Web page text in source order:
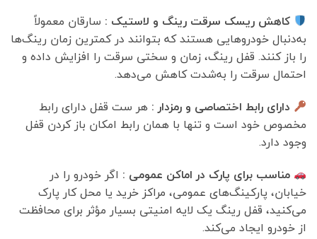
کاهش ریسک سرقت رینگ و لاستیک : سارقان معمولاً
به‌دنبال خودروهایی هستند که بتوانند در کمترین زمان رینگ‌ها
را باز کنند. قفل رینگ، زمان و سختی سرقت را افزایش داده و
احتمال سرقت را به‌شدت کاهش می‌دهد.
دارای رابط اختصاصی و رمزدار : هر ست قفل دارای رابط
مخصوص خود است و تنها با همان رابط امکان باز کردن قفل
وجود دارد.
مناسب برای پارک در اماکن عمومی : اگر خودرو را در
خیابان، پارکینگ‌های عمومی، مراکز خرید یا محل کار پارک
می‌کنید، قفل رینگ یک لایه امنیتی بسیار مؤثر برای محافظت
از خودرو ایجاد می‌کند.